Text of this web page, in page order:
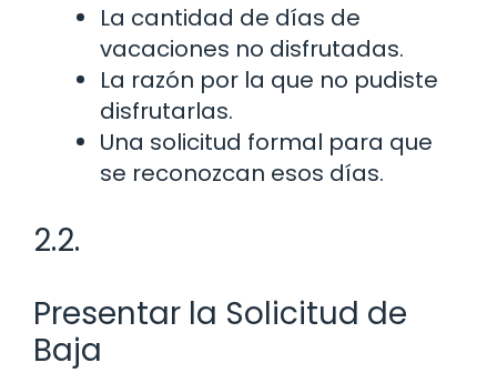
La cantidad de días de
vacaciones no disfrutadas.
La razón por la que no pudiste
disfrutarlas.
Una solicitud formal para que
se reconozcan esos días.
2.2.
Presentar la Solicitud de
Baja